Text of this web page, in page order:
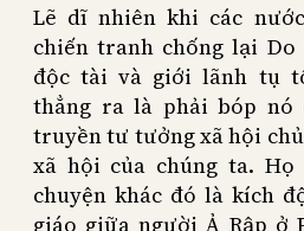
Lẽ dĩ nhiên khi các
chiến tranh chống lại Do
độc tài và giới lãnh tụ
thẳng ra là phải bóp nó
truyền tư tưởng xã hội
xã hội của chúng ta.
chuyện khác đó là kích
giáo giữa người Ả Rập ở